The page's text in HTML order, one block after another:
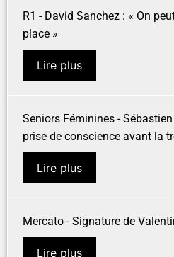
R1 - David Sanchez : « On
place »
Lire plus
Seniors Féminines -
prise de conscience avant la
Lire plus
Mercato - Signature de
Lire plus